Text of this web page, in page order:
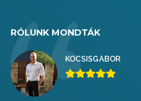
RÓLUNK MONDTÁK
KOCSISGÁBOR